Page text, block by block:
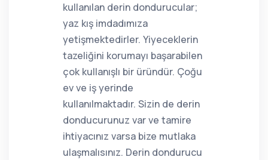
kullanılan derin dondurucular;
yaz kış imdadımıza
yetişmektedirler. Yiyeceklerin
tazeliğini korumayı başarabilen
çok kullanışlı bir üründür. Çoğu
ev ve iş yerinde
kullanılmaktadır. Sizin de derin
donducurunuz var ve tamire
ihtiyacınız varsa bize mutlaka
ulaşmalısınız. Derin dondurucu